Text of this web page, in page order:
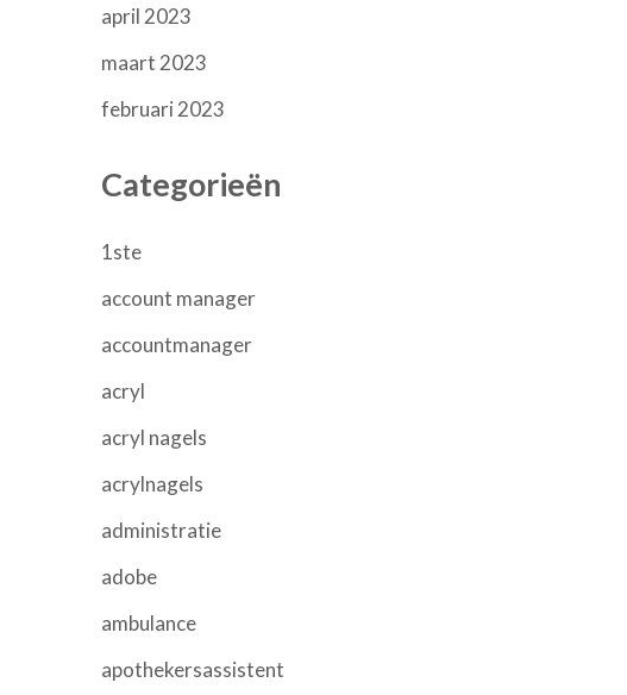
april 2023
maart 2023
februari 2023
Categorieën
1ste
account manager
accountmanager
acryl
acryl nagels
acrylnagels
administratie
adobe
ambulance
apothekersassistent